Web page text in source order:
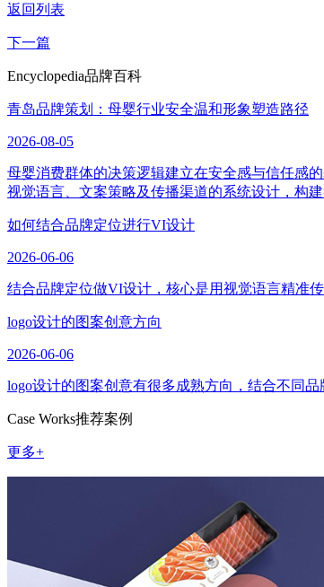
返回列表
下一篇
Encyclopedia品牌百科
青岛品牌策划：母婴行业安全温和形象塑造路径
2026-08-05
母婴消费群体的决策逻辑建立在安全感与信任感
视觉语言、文案策略及传播渠道的系统设计，构
如何结合品牌定位进行VI设计
2026-06-06
结合品牌定位做VI设计，核心是用视觉语言精准
logo设计的图案创意方向
2026-06-06
logo设计的图案创意有很多成熟方向，结合不同
Case Works推荐案例
更多+